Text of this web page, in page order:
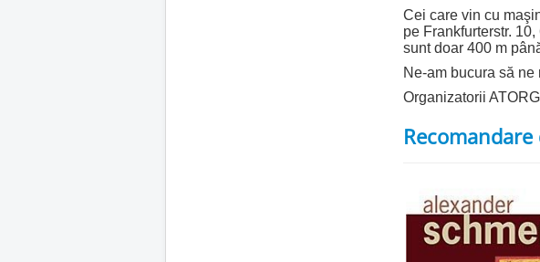
Cei care vin cu
pe Frankfurterstr.
sunt doar 400 m
Ne-am bucura să
Organizatorii ATORG